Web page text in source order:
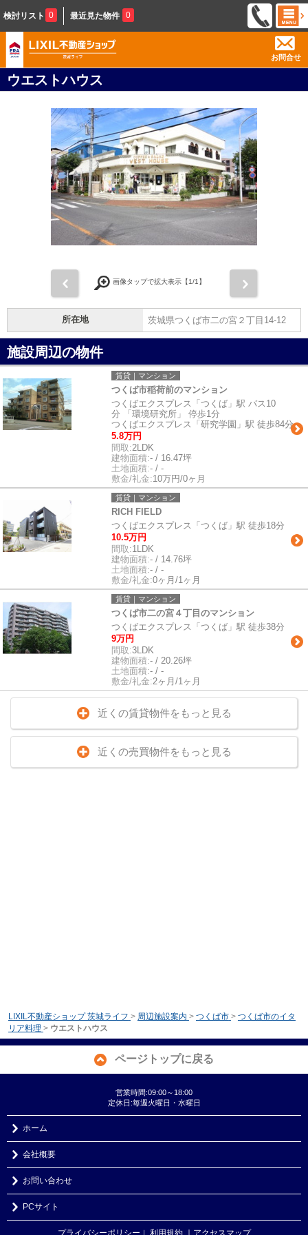
検討リスト 0 最近見た物件 0
お問合せ
ウエストハウス
画像タップで拡大表示【1/1】
所在地 茨城県つくば市二の宮２丁目14-12
施設周辺の物件
賃貸｜マンション
つくば市稲荷前のマンション
つくばエクスプレス「つくば」駅 バス10
分 「環境研究所」 停歩1分
つくばエクスプレス「研究学園」駅 徒歩84分
5.8万円
間取:2LDK
建物面積:- / 16.47坪
土地面積:- / -
敷金/礼金:10万円/0ヶ月
賃貸｜マンション
RICH FIELD
つくばエクスプレス「つくば」駅 徒歩18分
10.5万円
間取:1LDK
建物面積:- / 14.76坪
土地面積:- / -
敷金/礼金:0ヶ月/1ヶ月
賃貸｜マンション
つくば市二の宮４丁目のマンション
つくばエクスプレス「つくば」駅 徒歩38分
9万円
間取:3LDK
建物面積:- / 20.26坪
土地面積:- / -
敷金/礼金:2ヶ月/1ヶ月
近くの賃貸物件をもっと見る
近くの売買物件をもっと見る
LIXIL不動産ショップ 茨城ライフ > 周辺施設案内 > つくば市 > つくば市のイタ
リア料理 > ウエストハウス
ページトップに戻る
営業時間:09:00～18:00
定休日:毎週火曜日・水曜日
ホーム
会社概要
お問い合わせ
PCサイト
プライバシーポリシー ｜ 利用規約 ｜アクセスマップ